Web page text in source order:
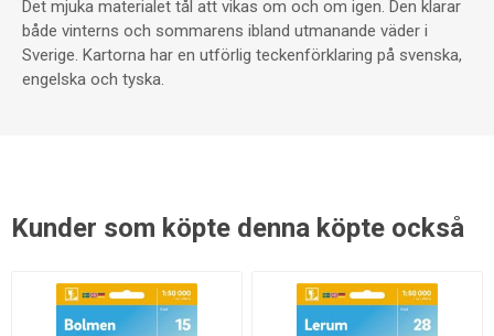
Det mjuka materialet tål att vikas om och om igen. Den klarar
både vinterns och sommarens ibland utmanande väder i
Sverige. Kartorna har en utförlig teckenförklaring på svenska,
engelska och tyska.
Kunder som köpte denna köpte också